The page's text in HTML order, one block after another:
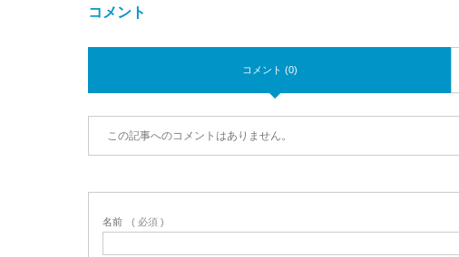
コメント
コメント (0)
この記事へのコメントはありません。
名前 ( 必須 )